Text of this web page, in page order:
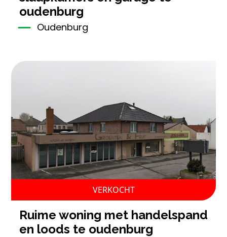
oudenburg
Oudenburg
VERKOCHT
ruime woning met handelspand
en loods te oudenburg